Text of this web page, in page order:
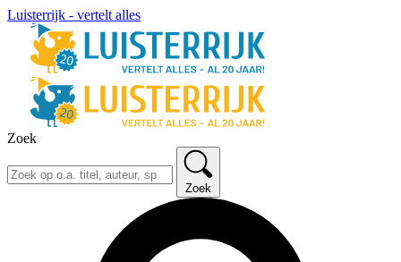
Luisterrijk - vertelt alles
Zoek
Zoek